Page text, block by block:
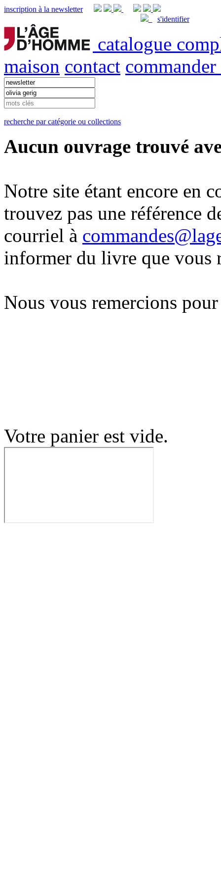
inscription à la newsletter
s'identifier
catalogue
maison contact commander
recherche par catégorie ou collections
Aucun ouvrage trouvé
Notre site étant encore en
trouvez pas une référence
courriel à
informer du livre que vous
Nous vous remercions
Votre panier est vide.